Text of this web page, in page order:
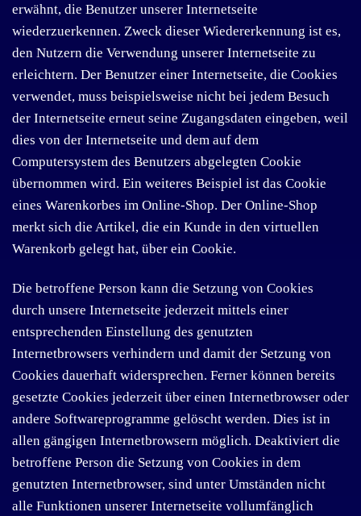
erwähnt, die Benutzer unserer Internetseite
wiederzuerkennen. Zweck dieser Wiedererkennung ist es,
den Nutzern die Verwendung unserer Internetseite zu
erleichtern. Der Benutzer einer Internetseite, die Cookies
verwendet, muss beispielsweise nicht bei jedem Besuch
der Internetseite erneut seine Zugangsdaten eingeben, weil
dies von der Internetseite und dem auf dem
Computersystem des Benutzers abgelegten Cookie
übernommen wird. Ein weiteres Beispiel ist das Cookie
eines Warenkorbes im Online-Shop. Der Online-Shop
merkt sich die Artikel, die ein Kunde in den virtuellen
Warenkorb gelegt hat, über ein Cookie.
Die betroffene Person kann die Setzung von Cookies
durch unsere Internetseite jederzeit mittels einer
entsprechenden Einstellung des genutzten
Internetbrowsers verhindern und damit der Setzung von
Cookies dauerhaft widersprechen. Ferner können bereits
gesetzte Cookies jederzeit über einen Internetbrowser oder
andere Softwareprogramme gelöscht werden. Dies ist in
allen gängigen Internetbrowsern möglich. Deaktiviert die
betroffene Person die Setzung von Cookies in dem
genutzten Internetbrowser, sind unter Umständen nicht
alle Funktionen unserer Internetseite vollumfänglich